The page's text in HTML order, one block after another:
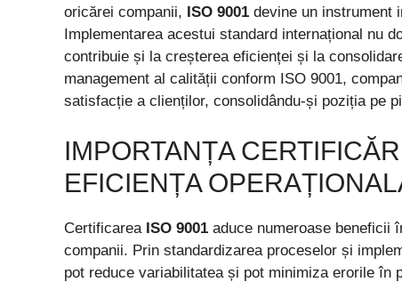
oricărei companii, ISO 9001 devine un instrument
Implementarea acestui standard internațional nu
contribuie și la creșterea eficienței și la
management al calității conform ISO 9001,
satisfacție a clienților, consolidându-și poziția pe
IMPORTANȚA
EFICIENȚA
Certificarea ISO 9001 aduce numeroase beneficii
companii. Prin standardizarea proceselor și
pot reduce variabilitatea și pot minimiza erorile în